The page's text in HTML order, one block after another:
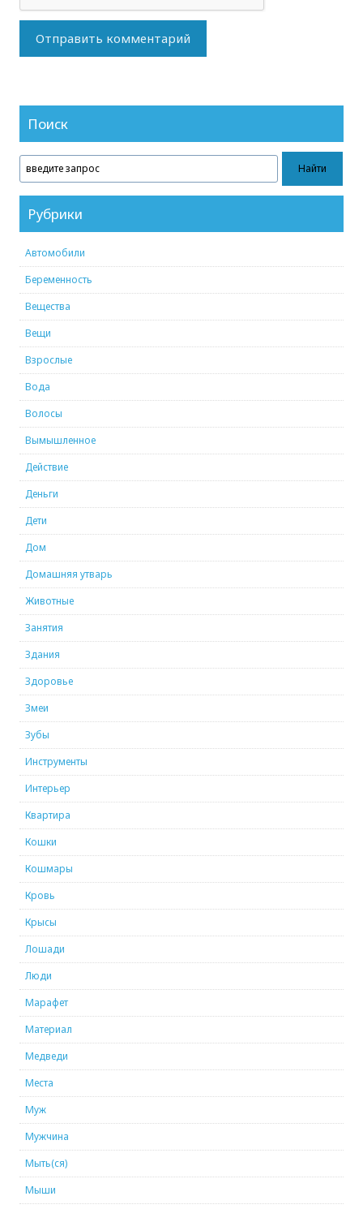
Поиск
Рубрики
Автомобили
Беременность
Вещества
Вещи
Взрослые
Вода
Волосы
Вымышленное
Действие
Деньги
Дети
Дом
Домашняя утварь
Животные
Занятия
Здания
Здоровье
Змеи
Зубы
Инструменты
Интерьер
Квартира
Кошки
Кошмары
Кровь
Крысы
Лошади
Люди
Марафет
Материал
Медведи
Места
Муж
Мужчина
Мыть(ся)
Мыши